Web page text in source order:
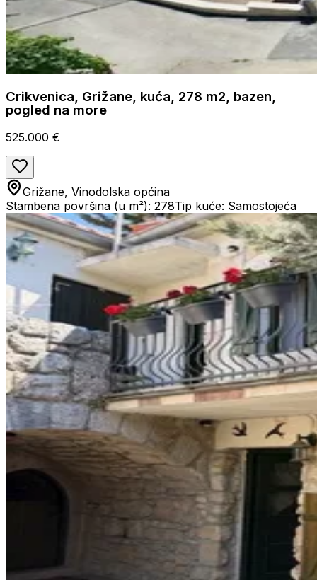
Crikvenica, Grižane, kuća, 278 m2, bazen,
pogled na more
525.000 €
Grižane, Vinodolska općina
Stambena površina (u m²): 278Tip kuće: Samostojeća